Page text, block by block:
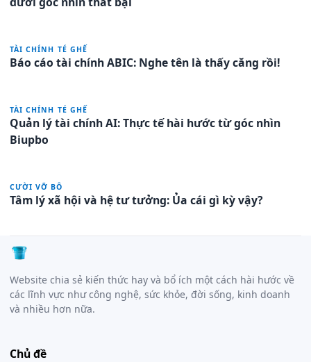
TÀI CHÍNH TÉ GHẾ
Báo cáo tài chính ABIC: Nghe tên là thấy căng rồi!
TÀI CHÍNH TÉ GHẾ
Quản lý tài chính AI: Thực tế hài hước từ góc nhìn
Biupbo
CƯỜI VỠ BÔ
Tâm lý xã hội và hệ tư tưởng: Ủa cái gì kỳ vậy?
Website chia sẻ kiến thức hay và bổ ích một cách hài hước về
các lĩnh vực như công nghệ, sức khỏe, đời sống, kinh doanh
và nhiều hơn nữa.
Chủ đề